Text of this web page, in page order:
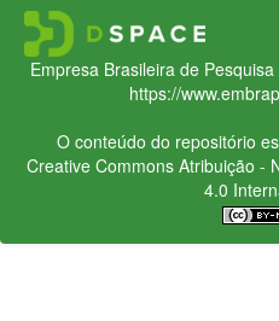
Empresa Brasileira de
https://
O conteúdo do repositório
Creative CommonsAtribuição -
4.0